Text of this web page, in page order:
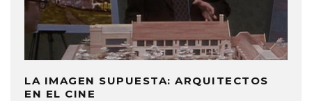
LA IMAGEN SUPUESTA: ARQUITECTOS
EN EL CINE